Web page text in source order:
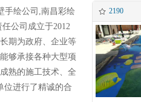
2190
手绘公司,南昌彩绘
公司成立于2012
期为政府、企业等
够承接各种大型项
熟的施工技术、全
位进行了精诚的合